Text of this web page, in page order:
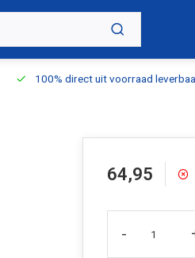
100% direct uit voorraad
64,95
-